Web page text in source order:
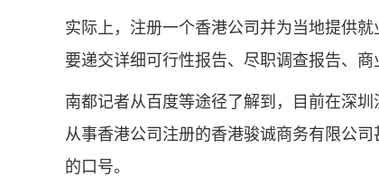
实际上，注册一个香港公司并为当地提供
要递交详细可行性报告、尽职调查报告、商
南都记者从百度等途径了解到，目前在深圳
从事香港公司注册的香港骏诚商务有限公司
的口号。